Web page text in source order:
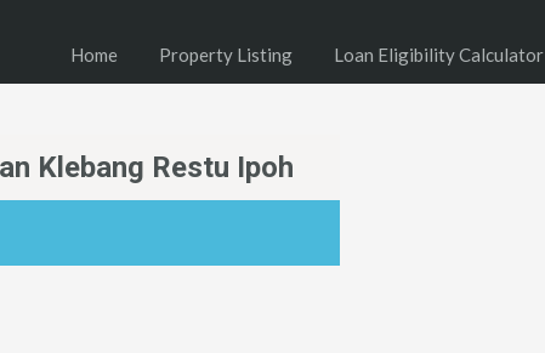
Home Property Listing Loan Eligibility Calculator
Klebang Restu Ipoh